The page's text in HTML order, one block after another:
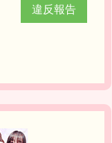
違反報告